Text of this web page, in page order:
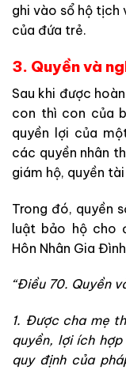
ghi vào sổ hộ tịch
của đứa trẻ.
3. Quyền và
Sau khi được
con thì con của
quyền lợi của
các quyền nhân
giám hộ, quyền
Trong đó, quyền
luật bảo hộ cho
Hôn Nhân Gia
“Điều 70. Quyền
1. Được cha mẹ
quyền, lợi ích
quy định của